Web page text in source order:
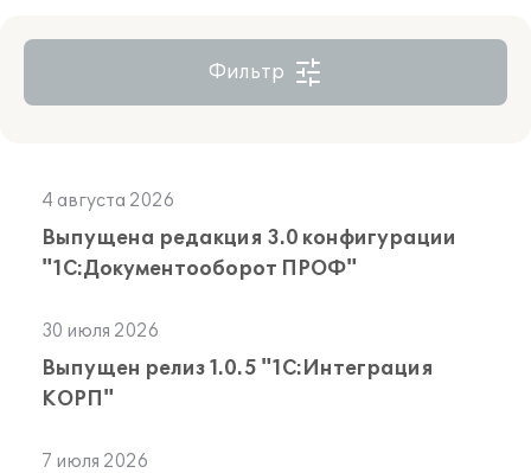
Фильтр
4 августа 2026
Выпущена редакция 3.0 конфигурации
"1С:Документооборот ПРОФ"
30 июля 2026
Выпущен релиз 1.0.5 "1С:Интеграция
КОРП"
7 июля 2026